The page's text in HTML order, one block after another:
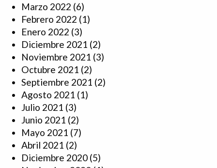
Marzo 2022 (6)
Febrero 2022 (1)
Enero 2022 (3)
Diciembre 2021 (2)
Noviembre 2021 (3)
Octubre 2021 (2)
Septiembre 2021 (2)
Agosto 2021 (1)
Julio 2021 (3)
Junio 2021 (2)
Mayo 2021 (7)
Abril 2021 (2)
Diciembre 2020 (5)